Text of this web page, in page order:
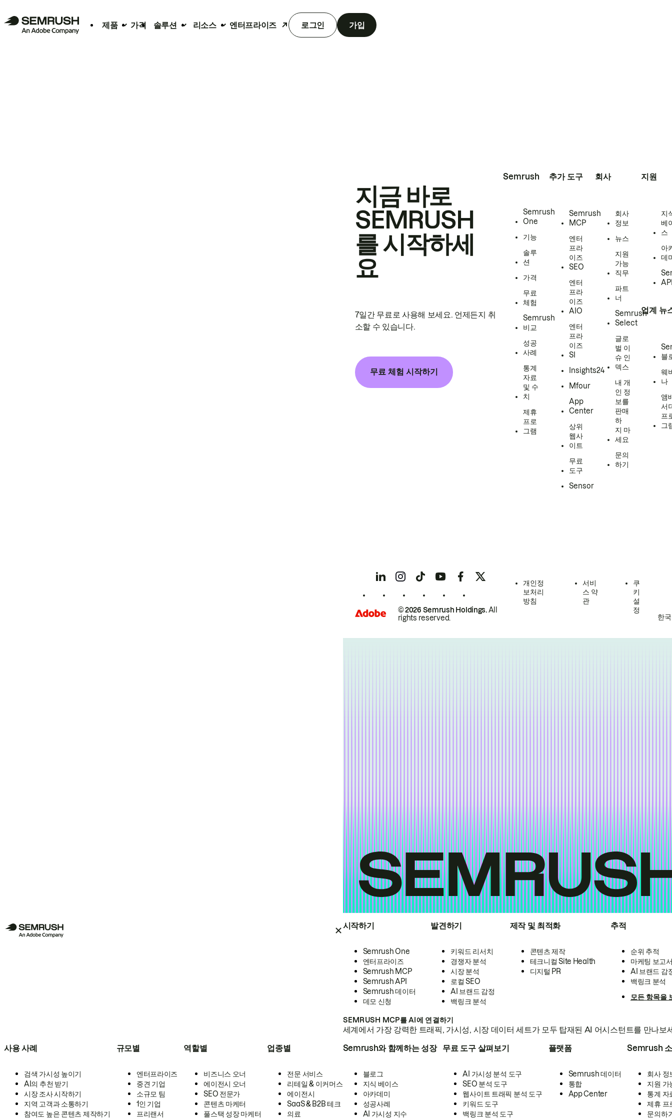
제품 가격 솔루션 리소스 엔터프라이즈 로그인 가입
시작하기
Semrush One
엔터프라이즈
Semrush MCP
Semrush API
Semrush 데이터
데모 신청
발견하기
키워드 리서치
경쟁자 분석
시장 분석
로컬 SEO
AI 브랜드 감정
백링크 분석
제작 및 최적화
콘텐츠 제작
테크니컬 Site Health
디지털 PR
추적
순위 추적
마케팅 보고
AI 브랜드 감
백링크 분석
모든 항목을
SEMRUSH MCP를 AI에 연결하기
세계에서 가장 강력한 트래픽, 가시성, 시장 데이터 세트가 모두 탑재된 AI 어시스턴트를 만나보
사용 사례
검색 가시성 높이기
AI의 추천 받기
시장 조사 시작하기
지역 고객과 소통하기
참여도 높은 콘텐츠 제작하기
규모별
엔터프라이즈
중견 기업
소규모 팀
1인 기업
프리랜서
역할별
비즈니스 오너
에이전시 오너
SEO 전문가
콘텐츠 마케터
풀스택 성장 마케터
업종별
전문 서비스
리테일 & 이커머스
에이전시
SaaS & B2B 테크
의료
Semrush와 함께하는 성장
블로그
지식 베이스
아카데미
성공사례
AI 가시성 지수
무료 도구 살펴보기
AI 가시성 분석 도구
SEO 분석 도구
웹사이트 트래픽 분석 도구
키워드 도구
백링크 분석 도구
플랫폼
Semrush 데이터
통합
App Center
Semrush
회사 정
지원 가
통계 자
제휴 프
문의하
지금 바로
SEMRUSH
를 시작하세
요
7일간 무료로 사용해 보세요. 언제든지 취
소할 수 있습니다.
무료 체험 시작하기
Semrush
Semrush
One
기능
솔루
션
가격
무료
체험
Semrush
비교
성공
사례
통계
자료
및 수
치
제휴
프로
그램
추가 도구
Semrush
MCP
엔터
프라
이즈
SEO
엔터
프라
이즈
AIO
엔터
프라
이즈
SI
Insights24
Mfour
App
Center
상위
웹사
이트
무료
도구
Sensor
회사
회사
정보
뉴스
지원
가능
직무
파트
너
Semrush
Select
글로
벌 이
슈 인
덱스
내 개
인 정
보를
판매
하
지 마
세요
문의
하기
지원
지
베
스
아
데
업계 뉴
블
웨
나
앰
서
프
그
© 2026 Semrush Holdings.All
rights reserved.
개인정
보처리
방침
서비
스 약
관
쿠
키
설
정
한